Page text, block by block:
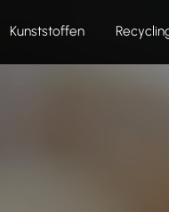
Kunststoffen